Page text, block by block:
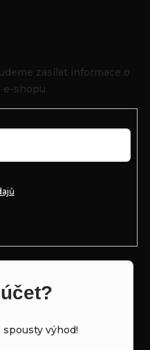
zasílat informace o
e-shopu.
výhod!